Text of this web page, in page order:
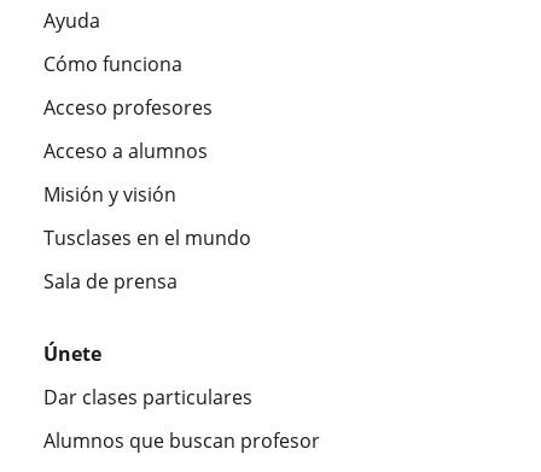
Ayuda
Cómo funciona
Acceso profesores
Acceso a alumnos
Misión y visión
Tusclases en el mundo
Sala de prensa
Únete
Dar clases particulares
Alumnos que buscan profesor